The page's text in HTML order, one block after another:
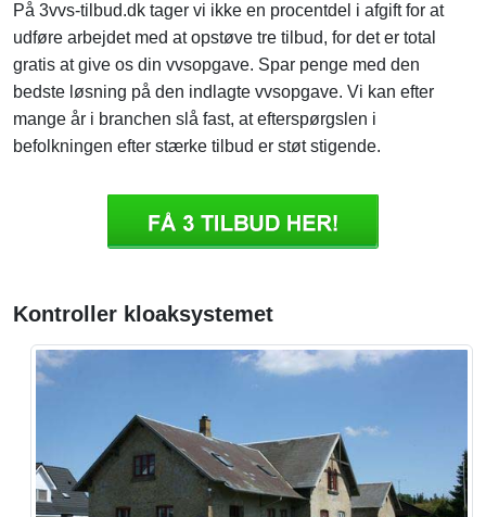
På 3vvs-tilbud.dk tager vi ikke en procentdel i afgift for at
udføre arbejdet med at opstøve tre tilbud, for det er total
gratis at give os din vvsopgave. Spar penge med den
bedste løsning på den indlagte vvsopgave. Vi kan efter
mange år i branchen slå fast, at efterspørgslen i
befolkningen efter stærke tilbud er støt stigende.
Kontroller kloaksystemet